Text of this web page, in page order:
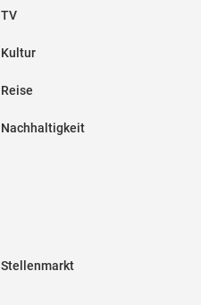
TV
Kultur
Reise
Nachhaltigkeit
Stellenmarkt